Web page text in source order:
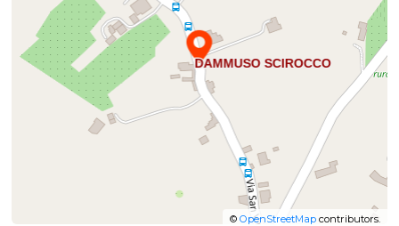
© OpenStreetMapcontributors.